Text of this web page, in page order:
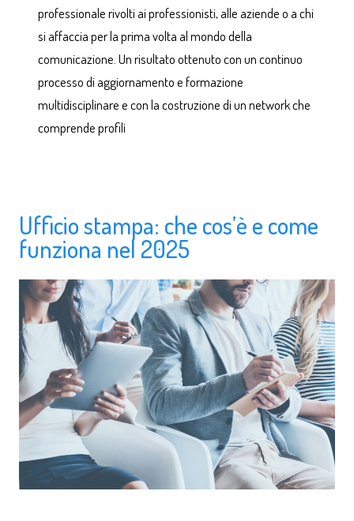
professionale rivolti ai professionisti, alle aziende o a chi
si affaccia per la prima volta al mondo della
comunicazione. Un risultato ottenuto con un continuo
processo di aggiornamento e formazione
multidisciplinare e con la costruzione di un network che
comprende profili
Ufficio stampa: che cos’è e come
funziona nel 2025